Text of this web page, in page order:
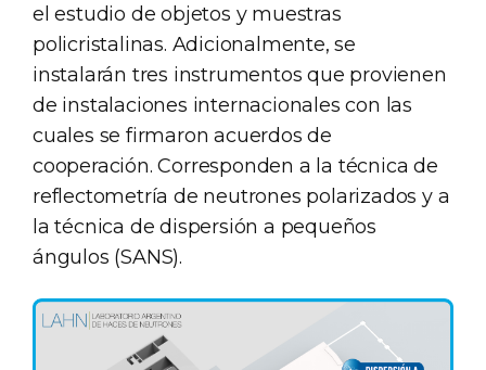
el estudio de objetos y muestras
policristalinas. Adicionalmente, se
instalarán tres instrumentos que provienen
de instalaciones internacionales con las
cuales se firmaron acuerdos de
cooperación. Corresponden a la técnica de
reflectometría de neutrones polarizados y a
la técnica de dispersión a pequeños
ángulos (SANS).